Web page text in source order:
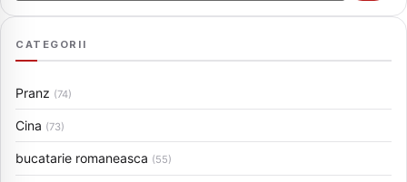
CATEGORII
Pranz (74)
Cina (73)
bucatarie romaneasca (55)